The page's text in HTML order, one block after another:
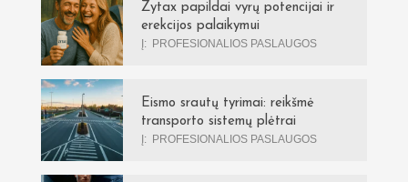
Zytax papildai vyrų potencijai ir
erekcijos palaikymui
Į: PROFESIONALIOS PASLAUGOS
Eismo srautų tyrimai: reikšmė
transporto sistemų plėtrai
Į: PROFESIONALIOS PASLAUGOS